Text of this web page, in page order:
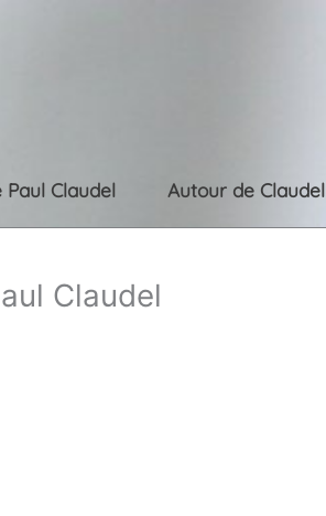
Claudel Autour de Claudel
Claudel